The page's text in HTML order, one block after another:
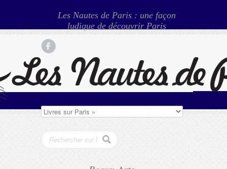
Les Nautes de Paris : une façon
ludique de découvrir Paris